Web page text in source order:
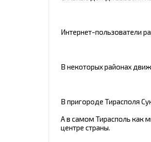
Интернет-пользователи
В некоторых районах
В пригороде Тирасполя
А в самом Тирасполь как
центре страны.